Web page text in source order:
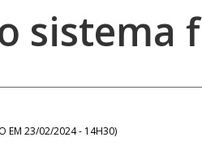
sistema
EM 23/02/2024 - 14H30)